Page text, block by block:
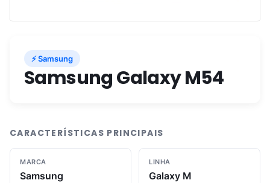
⚡ Samsung
Samsung Galaxy M54
CARACTERÍSTICAS PRINCIPAIS
MARCA
Samsung
LINHA
Galaxy M